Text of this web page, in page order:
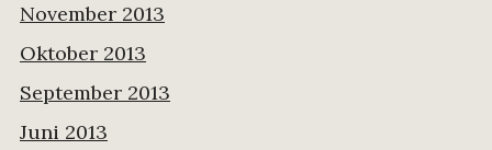
November 2013
Oktober 2013
September 2013
Juni 2013